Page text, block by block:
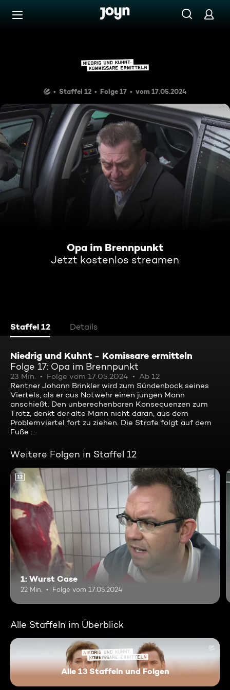
Zum Inhalt springen
Staffel 12 Folge 17 vom 17.05.2024
Opa im Brennpunkt
Jetzt kostenlos streamen
Staffel 12 Details
Niedrig und Kuhnt - Komissare ermitteln
Folge 17: Opa im Brennpunkt
23 Min. Folge vom 17.05.2024
Ab 12
Rentner Johann Brinkler wird zum Sündenbock seines
Viertels, als er aus Notwehr einen jungen Mann
anschießt. Den unberechenbaren Konsequenzen zum
Trotz, denkt der alte Mann nicht daran, aus dem
Problemviertel fort zu ziehen. Die Strafe folgt auf dem
Fuße ...
Weitere Folgen in Staffel 12
12
1: Wurst Case
22 Min. Folge vom 17.05.2024
Alle Staffeln im Überblick
Niedrig und Kuhnt -
Alle 13 Staffeln und Folgen